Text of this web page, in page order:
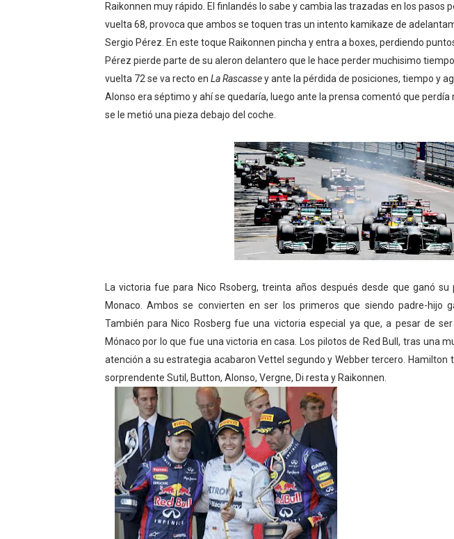
Raikonnen muy rápido. El finlandés lo sabe y cambia las trazadas en los pasos
vuelta 68, provoca que ambos se toquen tras un intento kamikaze de
Sergio Pérez. En este toque Raikonnen pincha y entra a boxes, perdiendo
Pérez pierde parte de su aleron delantero que le hace perder muchisimo
vuelta 72 se va recto en La Rascassey ante la pérdida de posiciones, tiempo y
Alonso era séptimo y ahí se quedaría, luego ante la prensa comentó que
se le metió una pieza debajo del coche.
La victoria fue para Nico Rsoberg, treinta años después desde que ganó su
Monaco. Ambos se convierten en ser los primeros que siendo padre-hijo
También para Nico Rosberg fue una victoria especial ya que, a pesar de
Mónaco por lo que fue una victoria en casa. Los pilotos de Red Bull, tras una
atención a su estrategia acabaron Vettel segundo y Webber tercero. Hamilton
sorprendente Sutil, Button, Alonso, Vergne, Di resta y Raikonnen.